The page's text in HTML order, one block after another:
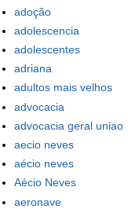
adoção
adolescencia
adolescentes
adriana
adultos mais velhos
advocacia
advocacia geral uniao
aecio neves
aécio neves
Aécio Neves
aeronave